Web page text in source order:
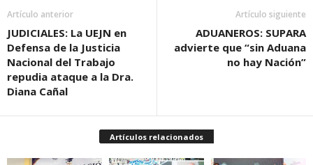
Artículo anterior
JUDICIALES: La UEJN en
Defensa de la Justicia
Nacional del Trabajo
repudia ataque a la Dra.
Diana Cañal
Artículo siguiente
ADUANEROS: SUPARA
advierte que “sin Aduana
no hay Nación”
Artículos relacionados